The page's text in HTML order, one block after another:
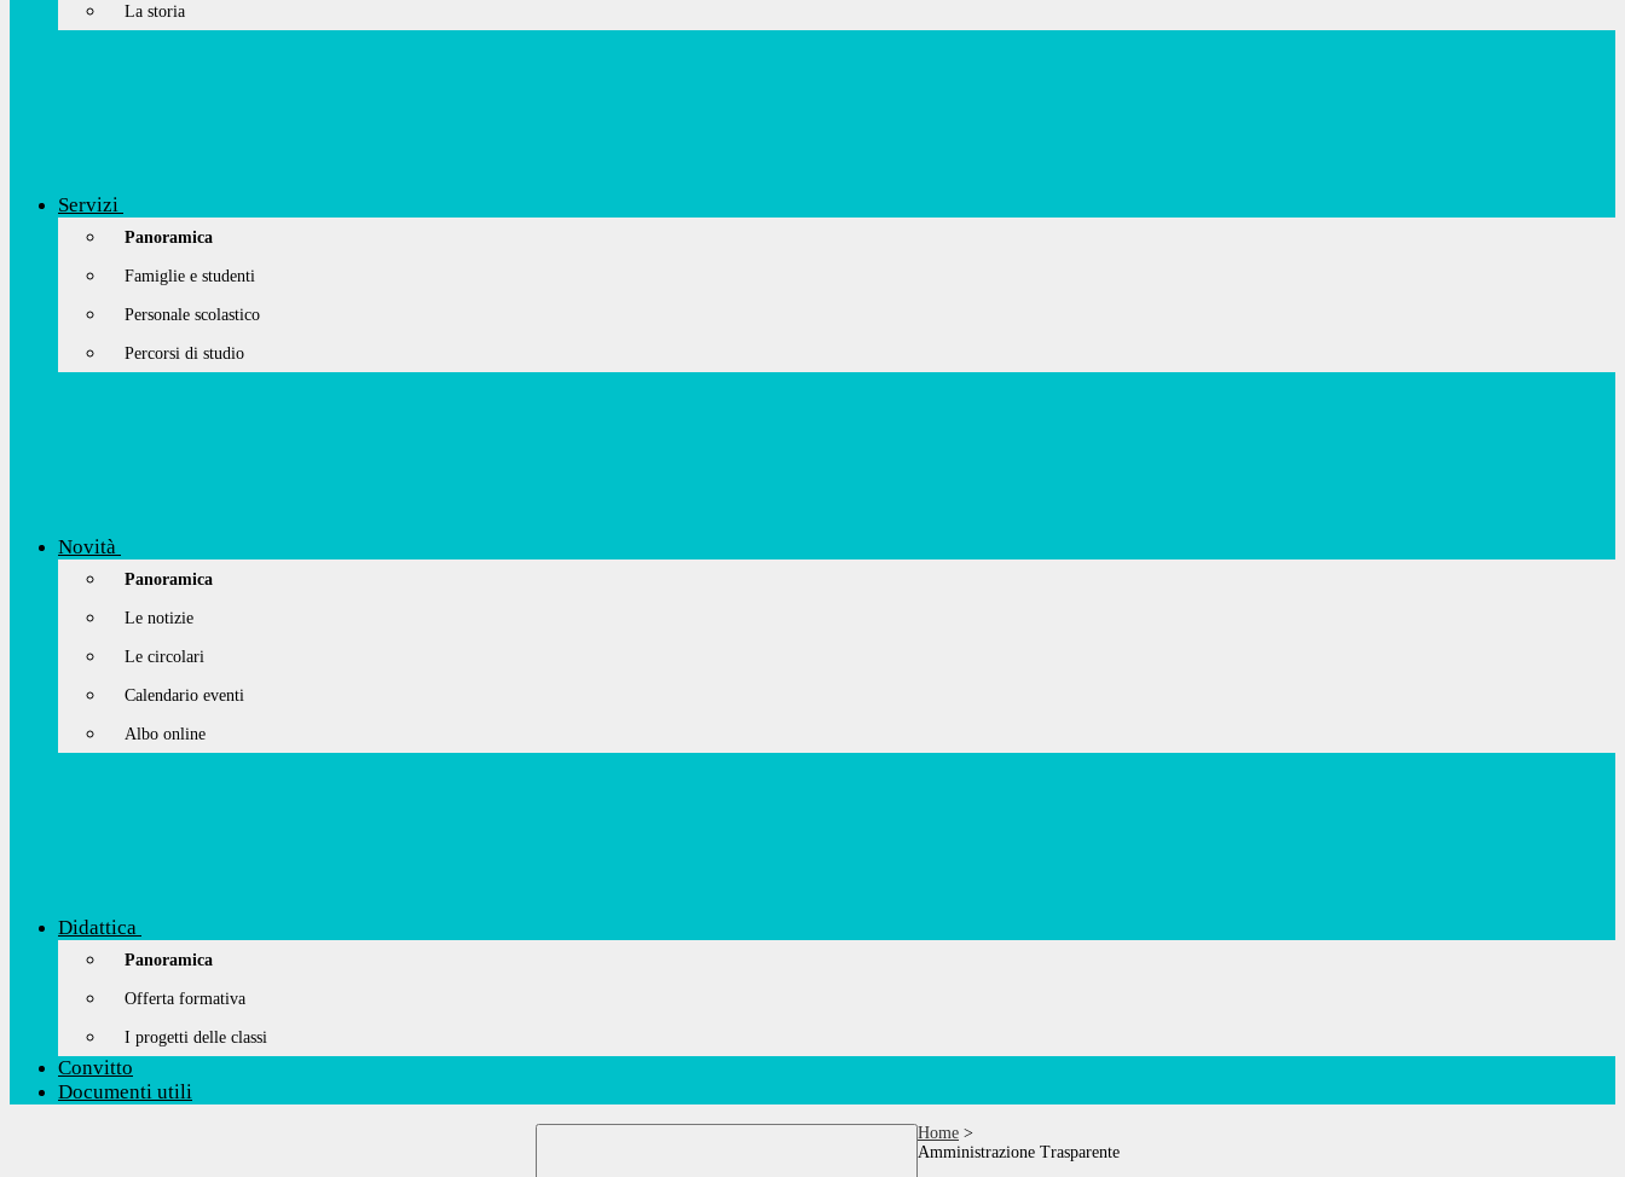
La storia
Servizi
Panoramica
Famiglie e studenti
Personale scolastico
Percorsi di studio
Novità
Panoramica
Le notizie
Le circolari
Calendario eventi
Albo online
Didattica
Panoramica
Offerta formativa
I progetti delle classi
Convitto
Documenti utili
Home >
Amministrazione Trasparente